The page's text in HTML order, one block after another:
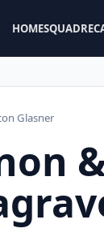
HOMESQUADRE
Glasner